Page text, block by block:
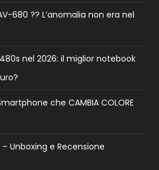
680 ?? L’anomalia non era nel
nel 2026: il miglior notebook
Smartphone che CAMBIA COLORE
– Unboxing e Recensione